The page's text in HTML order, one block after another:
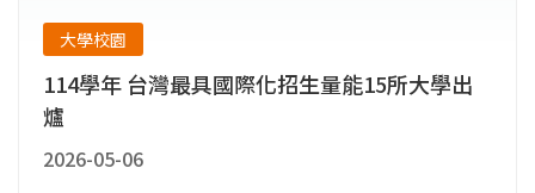
大學校園
114學年 台灣最具國際化招生量能15所大學出
爐
2026-05-06